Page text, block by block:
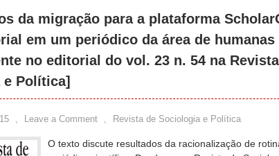
da migração para a plataforma
em um periódico da área de
no editorial do vol. 23 n. 54 na
Política]
, Leave a Comment , Revista de Sociologia e Política
O texto discute resultados da racionalização de